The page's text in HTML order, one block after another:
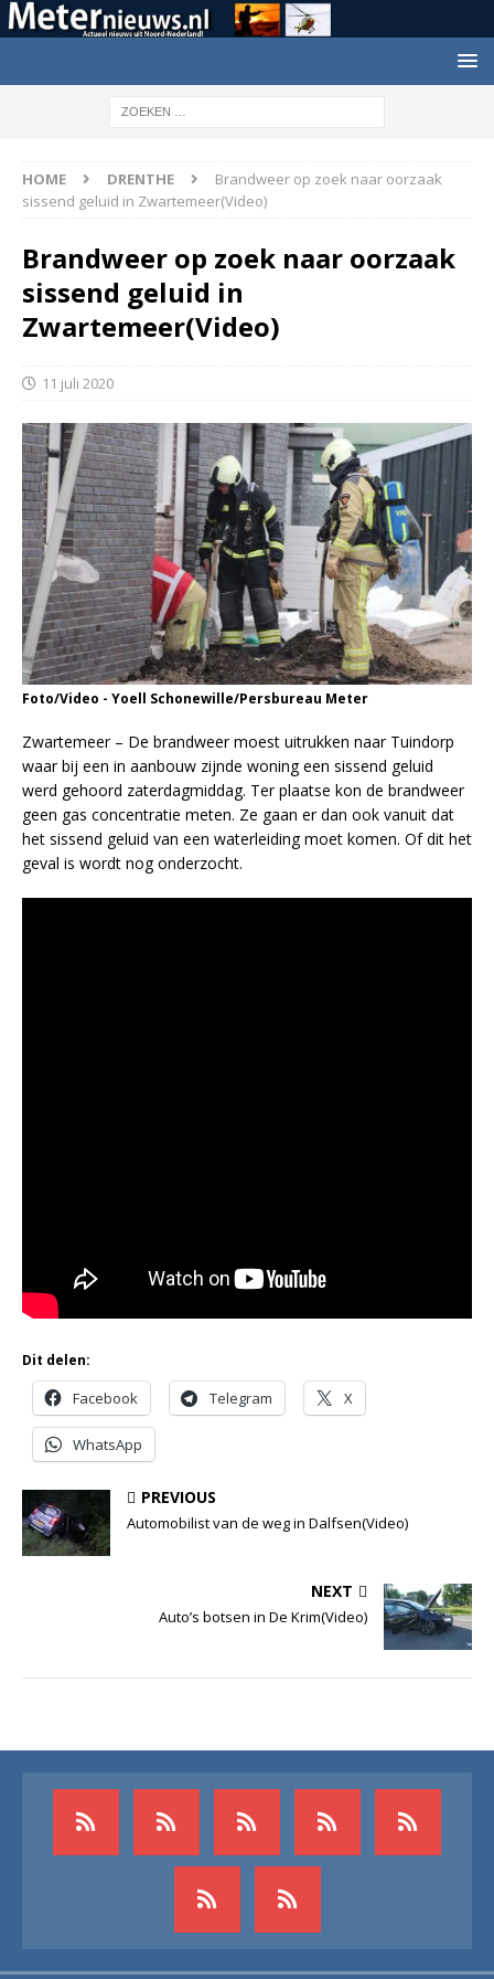
HOME DRENTHE
Brandweer op zoek naar oorzaak
sissend geluid in Zwartemeer(Video)
Brandweer op zoek naar oorzaak
sissend geluid in
Zwartemeer(Video)
11 juli 2020
Foto/Video - Yoell Schonewille/Persbureau Meter
Zwartemeer – De brandweer moest uitrukken naar Tuindorp
waar bij een in aanbouw zijnde woning een sissend geluid
werd gehoord zaterdagmiddag. Ter plaatse kon de brandweer
geen gas concentratie meten. Ze gaan er dan ook vanuit dat
het sissend geluid van een waterleiding moet komen. Of dit het
geval is wordt nog onderzocht.
Dit delen:
Facebook Telegram X
WhatsApp
PREVIOUS
Automobilist van de weg in Dalfsen(Video)
NEXT
Auto’s botsen in De Krim(Video)